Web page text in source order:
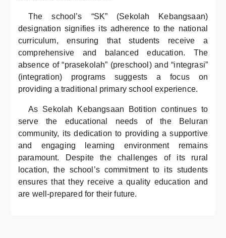
The school’s “SK” (Sekolah Kebangsaan)
designation signifies its adherence to the national
curriculum, ensuring that students receive a
comprehensive and balanced education. The
absence of “prasekolah” (preschool) and “integrasi”
(integration) programs suggests a focus on
providing a traditional primary school experience.
As Sekolah Kebangsaan Botition continues to
serve the educational needs of the Beluran
community, its dedication to providing a supportive
and engaging learning environment remains
paramount. Despite the challenges of its rural
location, the school’s commitment to its students
ensures that they receive a quality education and
are well-prepared for their future.